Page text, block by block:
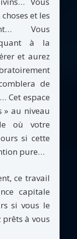
et les
Vous
à la
et aurez
de
Cet espace
» au niveau
où votre
si cette
pure…
ce travail
capitale
si vous le
prêts à vous